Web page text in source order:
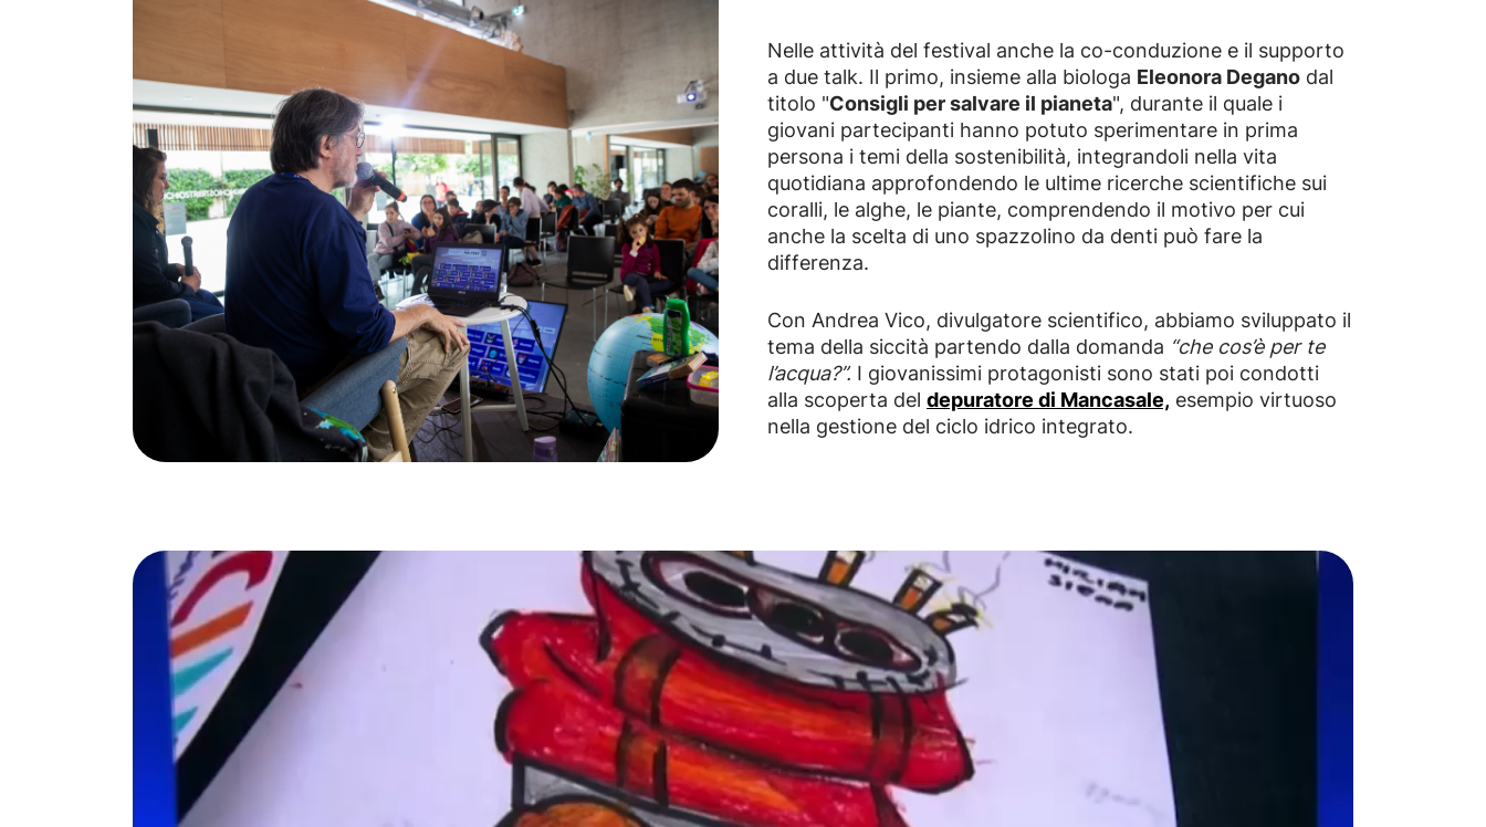
Nelle attività del festival anche la co-conduzione e il supporto
a due talk. Il primo, insieme alla biologa Eleonora Degano dal
titolo "Consigli per salvare il pianeta", durante il quale i
giovani partecipanti hanno potuto sperimentare in prima
persona i temi della sostenibilità, integrandoli nella vita
quotidiana approfondendo le ultime ricerche scientifiche sui
coralli, le alghe, le piante, comprendendo il motivo per cui
anche la scelta di uno spazzolino da denti può fare la
differenza.
Con Andrea Vico, divulgatore scientifico, abbiamo sviluppato il
tema della siccità partendo dalla domanda “che cos’è per te
l’acqua?”. I giovanissimi protagonisti sono stati poi condotti
alla scoperta del depuratore di Mancasale, esempio virtuoso
nella gestione del ciclo idrico integrato.